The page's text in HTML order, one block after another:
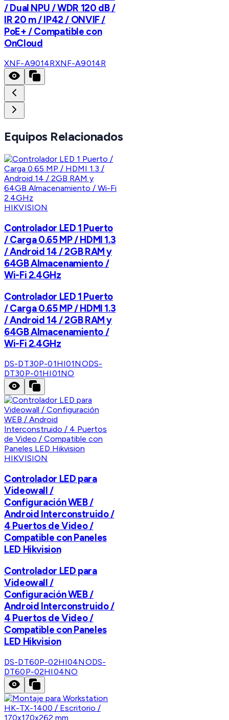
/ Dual NPU / WDR 120 dB /
IR 20 m / IP42 / ONVIF /
PoE+ / Compatible con
OnCloud
XNF-A9014RXNF-A9014R
Equipos Relacionados
HIKVISION
Controlador LED 1 Puerto
/ Carga 0.65 MP / HDMI 1.3
/ Android 14 / 2GB RAM y
64GB Almacenamiento /
Wi-Fi 2.4GHz
Controlador LED 1 Puerto
/ Carga 0.65 MP / HDMI 1.3
/ Android 14 / 2GB RAM y
64GB Almacenamiento /
Wi-Fi 2.4GHz
DS-DT30P-01HI01NODS-
DT30P-01HI01NO
HIKVISION
Controlador LED para
Videowall /
Configuración WEB /
Android Interconstruido /
4 Puertos de Video /
Compatible con Paneles
LED Hikvision
Controlador LED para
Videowall /
Configuración WEB /
Android Interconstruido /
4 Puertos de Video /
Compatible con Paneles
LED Hikvision
DS-DT60P-02HI04NODS-
DT60P-02HI04NO